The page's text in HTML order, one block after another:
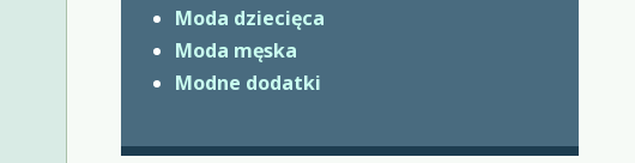
Moda dziecięca
Moda męska
Modne dodatki